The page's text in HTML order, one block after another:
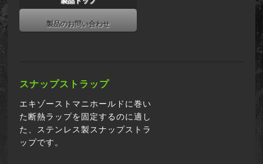
製品のお問い合わせ
スナップストラップ
エキゾーストマニホールドに巻い
た断熱ラップを固定するのに適し
た、ステンレス製スナップストラ
ップです。